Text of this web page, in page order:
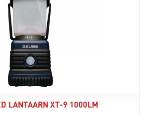
LANTAARN XT-9 1000LM